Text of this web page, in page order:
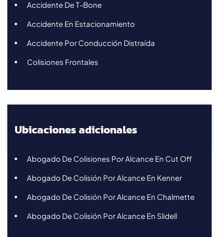
Accidente De T-Bone
Accidente En Estacionamiento
Accidente Por Conducción Distraída
Colisiones Frontales
Ubicaciones adicionales
Abogado De Colisiones Por Alcance En Cut Off
Abogado De Colisión Por Alcance En Kenner
Abogado De Colisión Por Alcance En Chalmette
Abogado De Colisión Por Alcance En Slidell